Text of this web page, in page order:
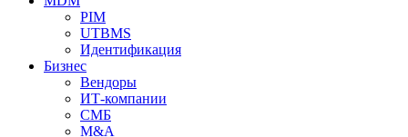
PIM
UTBMS
Идентификация
Бизнес
Вендоры
ИТ-компании
СМБ
M&A